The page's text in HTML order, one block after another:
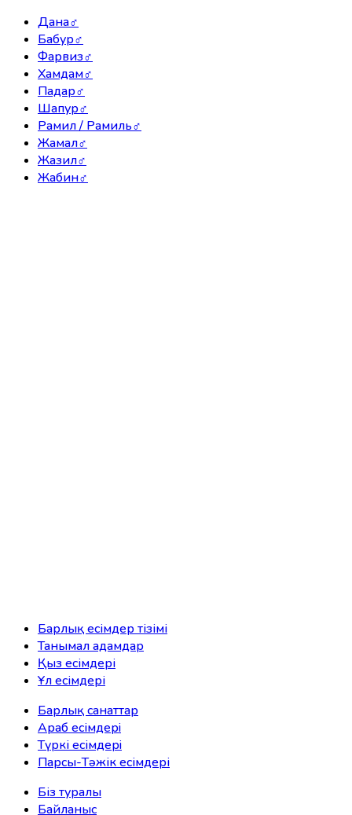
Дана♂
Бабур♂
Фарвиз♂
Хамдам♂
Падар♂
Шапур♂
Рамил / Рамиль♂
Жамал♂
Жазил♂
Жабин♂
Барлық есімдер тізімі
Танымал адамдар
Қыз есімдері
Ұл есімдері
Барлық санаттар
Араб есімдерi
Түркі есімдерi
Парсы-Тәжік есімдері
Біз туралы
Байланыс